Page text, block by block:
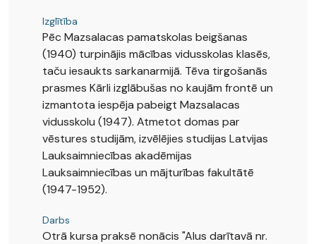
Izglītība
Pēc Mazsalacas pamatskolas beigšanas
(1940) turpinājis mācības vidusskolas klasēs,
taču iesaukts sarkanarmijā. Tēva tirgošanās
prasmes Kārli izglābušas no kaujām frontē un
izmantota iespēja pabeigt Mazsalacas
vidusskolu (1947). Atmetot domas par
vēstures studijām, izvēlējies studijas Latvijas
Lauksaimniecības akadēmijas
Lauksaimniecības un mājturības fakultātē
(1947-1952).
Darbs
Otrā kursa praksē nonācis "Alus darītavā nr.